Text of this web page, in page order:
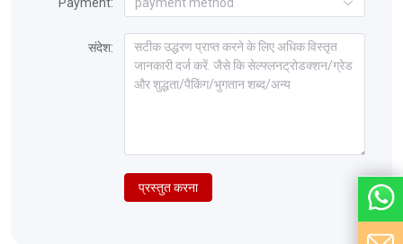
संदेश:
प्रस्तुत करना